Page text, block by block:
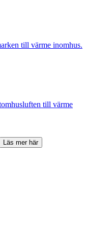
till värme inomhus.
till värme
Läs mer här